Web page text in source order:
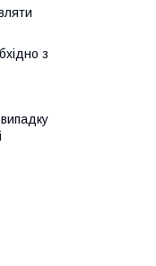
з